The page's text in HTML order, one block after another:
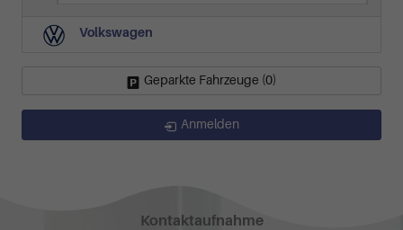
Volkswagen
Geparkte Fahrzeuge (0)
Anmelden
Kontaktaufnahme